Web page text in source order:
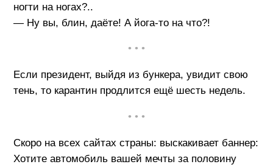
ногти на ногах?..
— Ну вы, блин, даёте! А йога-то на что?!
• • •
Если президент, выйдя из бункера, увидит свою
тень, то карантин продлится ещё шесть недель.
• • •
Скоро на всех сайтах страны: выскакивает баннер:
Хотите автомобиль вашей мечты за половину